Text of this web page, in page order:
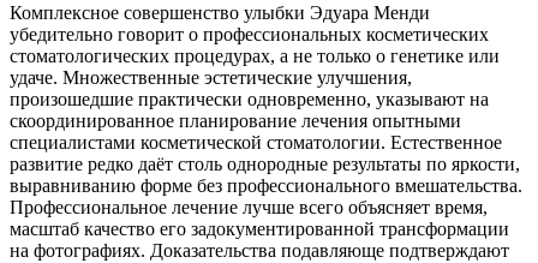
Комплексное совершенство улыбки Эдуара Менди
убедительно говорит о профессиональных косметических
стоматологических процедурах, а не только о генетике или
удаче. Множественные эстетические улучшения,
произошедшие практически одновременно, указывают на
скоординированное планирование лечения опытными
специалистами косметической стоматологии. Естественное
развитие редко даёт столь однородные результаты по яркости,
выравниванию форме без профессионального вмешательства.
Профессиональное лечение лучше всего объясняет время,
масштаб качество его задокументированной трансформации
на фотографиях. Доказательства подавляюще подтверждают